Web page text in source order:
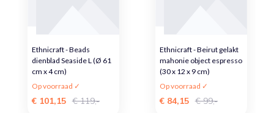
Ethnicraft - Beads
dienblad Seaside L (Ø 61
cm x 4 cm)
Op voorraad ✓
€ 101,15 € 119,-
Ethnicraft - Beirut gelakt
mahonie object espresso
(30 x 12 x 9 cm)
Op voorraad ✓
€ 84,15 € 99,-